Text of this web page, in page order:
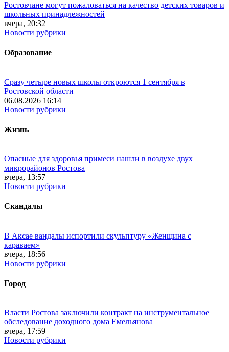
Ростовчане могут пожаловаться на качество детских товаров и
школьных принадлежностей
вчера, 20:32
Новости рубрики
Образование
Сразу четыре новых школы откроются 1 сентября в
Ростовской области
06.08.2026 16:14
Новости рубрики
Жизнь
Опасные для здоровья примеси нашли в воздухе двух
микрорайонов Ростова
вчера, 13:57
Новости рубрики
Скандалы
В Аксае вандалы испортили скульптуру «Женщина с
караваем»
вчера, 18:56
Новости рубрики
Город
Власти Ростова заключили контракт на инструментальное
обследование доходного дома Емельянова
вчера, 17:59
Новости рубрики